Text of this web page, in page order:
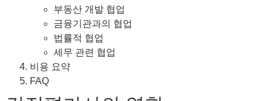
부동산 개발 협업
금융기관과의 협업
법률적 협업
세무 관련 협업
비용 요약
FAQ